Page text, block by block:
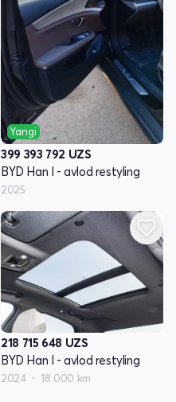
Yangi
399 393 792 UZS
BYD Han I - avlod restyling
2025
218 715 648 UZS
BYD Han I - avlod restyling
2024 18 000 km